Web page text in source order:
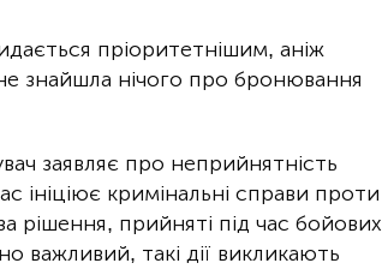
пріоритетнішим, аніж
знайшла нічого про бронювання
заявляє про неприйнятність
ініціює кримінальні справи проти
рішення, прийняті під час бойових
важливий, такі дії викликають